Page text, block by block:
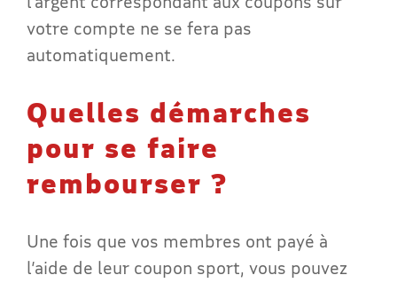
votre compte ne se fera pas
automatiquement.
Quelles démarches
pour se faire
rembourser ?
Une fois que vos membres ont payé à
l’aide de leur coupon sport, vous pouvez